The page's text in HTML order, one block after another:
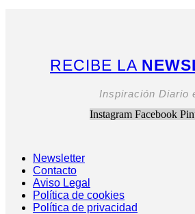
RECIBE LA
Inspiración Diario
Instagram Facebook
Newsletter
Contacto
Aviso Legal
Política de cookies
Política de privacidad